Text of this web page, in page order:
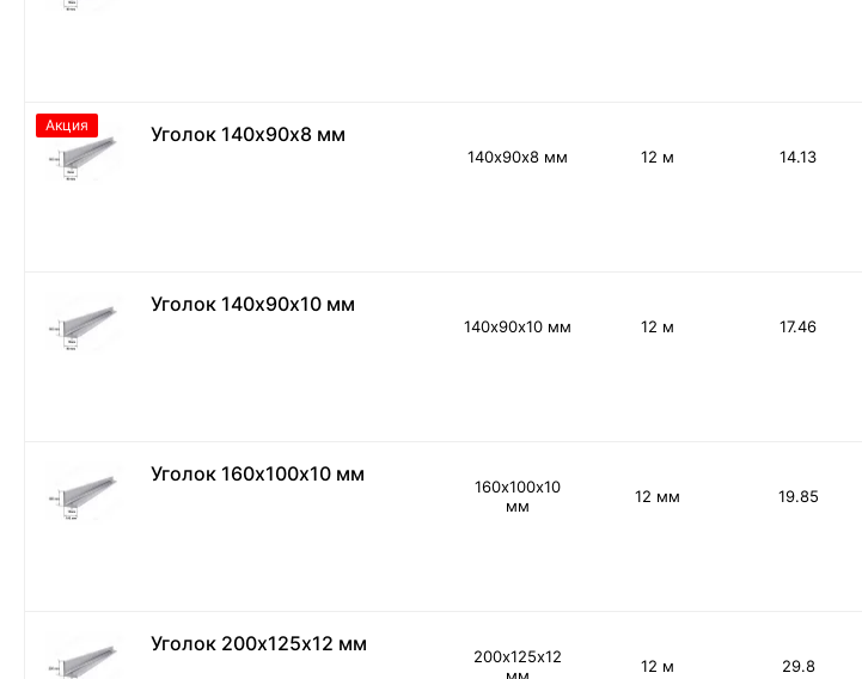
Уголок 140х90х8 мм
Акция
140х90х8 мм 12 м 14.13
Уголок 140х90х10 мм
140х90х10 мм 12 м 17.46
Уголок 160х100х10 мм
160х100х10
мм
12 мм 19.85
Уголок 200х125х12 мм
200х125х12
12 м 29.8